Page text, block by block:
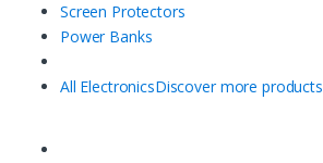
Screen Protectors
Power Banks
All ElectronicsDiscover more products